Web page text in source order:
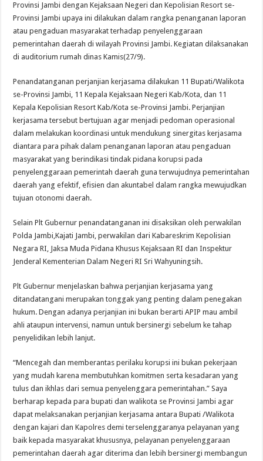
Provinsi Jambi dengan Kejaksaan Negeri dan Kepolisian Resort se-
Provinsi Jambi upaya ini dilakukan dalam rangka penanganan laporan
atau pengaduan masyarakat terhadap penyelenggaraan
pemerintahan daerah di wilayah Provinsi Jambi. Kegiatan dilaksanakan
di auditorium rumah dinas Kamis(27/9).
Penandatanganan perjanjian kerjasama dilakukan 11 Bupati/Walikota
se-Provinsi Jambi, 11 Kepala Kejaksaan Negeri Kab/Kota, dan 11
Kepala Kepolisian Resort Kab/Kota se-Provinsi Jambi. Perjanjian
kerjasama tersebut bertujuan agar menjadi pedoman operasional
dalam melakukan koordinasi untuk mendukung sinergitas kerjasama
diantara para pihak dalam penanganan laporan atau pengaduan
masyarakat yang berindikasi tindak pidana korupsi pada
penyelenggaraan pemerintah daerah guna terwujudnya pemerintahan
daerah yang efektif, efisien dan akuntabel dalam rangka mewujudkan
tujuan otonomi daerah.
Selain Plt Gubernur penandatanganan ini disaksikan oleh perwakilan
Polda Jambi,Kajati Jambi, perwakilan dari Kabareskrim Kepolisian
Negara RI, Jaksa Muda Pidana Khusus Kejaksaan RI dan Inspektur
Jenderal Kementerian Dalam Negeri RI Sri Wahyuningsih.
Plt Gubernur menjelaskan bahwa perjanjian kerjasama yang
ditandatangani merupakan tonggak yang penting dalam penegakan
hukum. Dengan adanya perjanjian ini bukan berarti APIP mau ambil
ahli ataupun intervensi, namun untuk bersinergi sebelum ke tahap
penyelidikan lebih lanjut.
“Mencegah dan memberantas perilaku korupsi ini bukan pekerjaan
yang mudah karena membutuhkan komitmen serta kesadaran yang
tulus dan ikhlas dari semua penyelenggara pemerintahan.” Saya
berharap kepada para bupati dan walikota se Provinsi Jambi agar
dapat melaksanakan perjanjian kerjasama antara Bupati /Walikota
dengan kajari dan Kapolres demi terselenggaranya pelayanan yang
baik kepada masyarakat khususnya, pelayanan penyelenggaraan
pemerintahan daerah agar diterima dan lebih bersinergi membangun